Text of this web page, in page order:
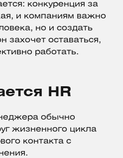
конкуренция за
и компаниям важно
но и создать
захочет оставаться,
работать.
HR
обычно
жизненного цикла
контакта с